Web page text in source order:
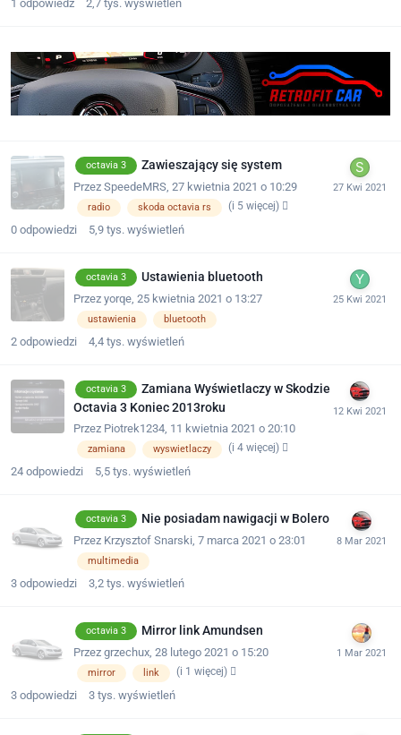
1 odpowiedź 2,7 tys. wyświetleń
octavia 3 Zawieszający się system
Przez SpeedeMRS, 27 kwietnia 2021 o 10:29
radio skoda octavia rs (i 5 więcej)
0 odpowiedzi 5,9 tys. wyświetleń
octavia 3 Ustawienia bluetooth
Przez yorqe, 25 kwietnia 2021 o 13:27
ustawienia bluetooth
2 odpowiedzi 4,4 tys. wyświetleń
octavia 3
Zamiana Wyświetlaczy w Skodzie
Octavia 3 Koniec 2013roku
Przez Piotrek1234, 11 kwietnia 2021 o 20:10
zamiana wyswietlaczy (i 4 więcej)
24 odpowiedzi 5,5 tys. wyświetleń
octavia 3 Nie posiadam nawigacji w Bolero
Przez Krzysztof Snarski, 7 marca 2021 o 23:01
multimedia
3 odpowiedzi 3,2 tys. wyświetleń
octavia 3 Mirror link Amundsen
Przez grzechux, 28 lutego 2021 o 15:20
mirror link (i 1 więcej)
3 odpowiedzi 3 tys. wyświetleń